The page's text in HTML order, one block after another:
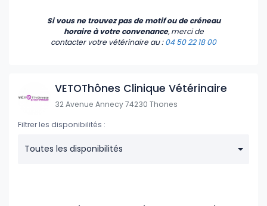
Si vous ne trouvez pas de motif ou de créneau
horaire à votre convenance, merci de
contacter votre vétérinaire au :04 50 22 18 00
VETOThônes Clinique Vétérinaire
32 Avenue Annecy 74230 Thones
Filtrer les disponibilités :
Toutes les disponibilités